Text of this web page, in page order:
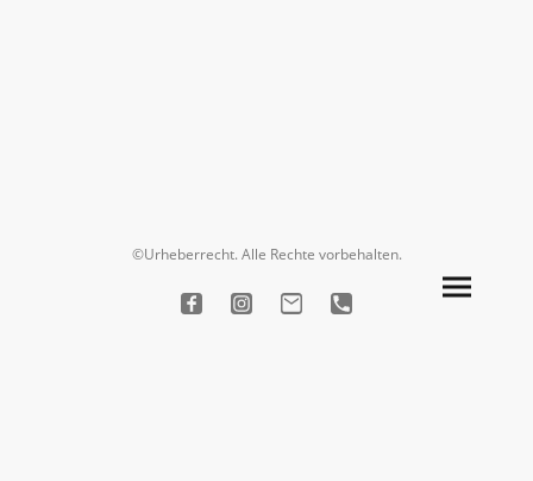
©Urheberrecht. Alle Rechte vorbehalten.